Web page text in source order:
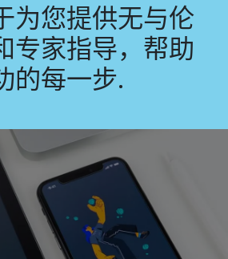
为您提供无与伦
专家指导，帮助
的每一步.